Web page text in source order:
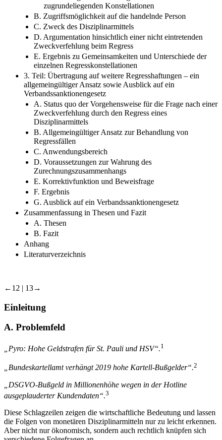
IV. Stellungnahme zur Vergleichbarkeit der
zugrundeliegenden Konstellationen
B. Zugriffsmöglichkeit auf die handelnde Person
C. Zweck des Disziplinarmittels
D. Argumentation hinsichtlich einer nicht eintretenden
Zweckverfehlung beim Regress
E. Ergebnis zu Gemeinsamkeiten und Unterschiede der
einzelnen Regresskonstellationen
3. Teil: Übertragung auf weitere Regresshaftungen – ein
allgemeingültiger Ansatz sowie Ausblick auf ein
Verbandssanktionengesetz
A. Status quo der Vorgehensweise für die Frage nach einer
Zweckverfehlung durch den Regress eines
Disziplinarmittels
B. Allgemeingültiger Ansatz zur Behandlung von
Regressfällen
C. Anwendungsbereich
D. Voraussetzungen zur Wahrung des
Zurechnungszusammenhangs
E. Korrektivfunktion und Beweisfrage
F. Ergebnis
G. Ausblick auf ein Verbandssanktionengesetz
Zusammenfassung in Thesen und Fazit
A. Thesen
B. Fazit
Anhang
Einleitung
„DSGVO-Bußgeld in Millionenhöhe wegen in der Hotline
Diese Schlagzeilen zeigen die wirtschaftliche Bedeutung und lassen
die Folgen von monetären Disziplinarmitteln nur zu leicht erkennen.